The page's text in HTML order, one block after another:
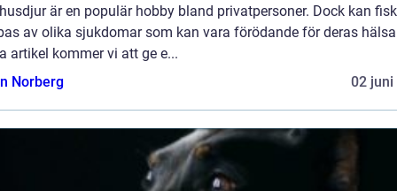
är en populär hobby bland privatpersoner. Dock kan
av olika sjukdomar som kan vara förödande för deras
artikel kommer vi att ge e...
Norberg
02 juni